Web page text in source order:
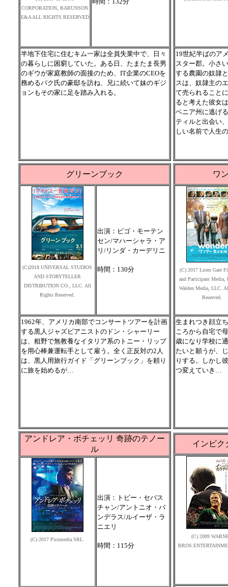
CORPORATION, BARUNSON
E&A ALL RIGHTS RESERVED
半地下住宅に住むキム一家は全員失業中で、日々
の暮らしに困窮していた。ある日、たまたま長男
のギウが家庭教師の面接のため、IT企業のCEOを
務めるパク氏の豪邸を訪ね、兄に続いて妹のギジ
ョンもその家に足を踏み入れる。
19世紀半ばのア
スター郡。小さ
する農園の奴隷
スは、奴隷主の
て売られること
ると考えた彼女
ベニア州に逃げ
ティルと出会い
しい名前で人生
グリーンブック
(C)2018 UNIVERSAL STUDIOS
AND STORYTELLER
DISTRIBUTION CO., LLC. All
Rights Reserved.
出演：ビゴ・モーテン
セン/マハーシャラ・ア
リ/リンダ・カーデリニ
時間：130分
1962年、アメリカ南部でコンサートツアーを計画
する黒人ジャズピアニストのドン・シャーリー
は、粗野で無教養なイタリア系のトニー・リップ
を用心棒兼運転手として雇う。全く正反対の2人
は、黒人用旅行ガイド「グリーンブック」を頼り
に旅を始めるが…
ワ
(C) 2017 Lions Gate
and Participant Media,
Walden Media, LLC.
Reserved.
生まれつき顔立
ころから自宅で
歳になり学校に
たいと願うが、
りする。しかし
つ変えていき…
アンドレア・ボチェッリ 奇跡のテノー
ル
(C) 2017 Picomedia SRL.
出演：トビー・セバス
チャン/アントニオ・バ
ンデラス/ルイーザ・ラ
ニエリ
時間：115分
インビ
(C) 2009